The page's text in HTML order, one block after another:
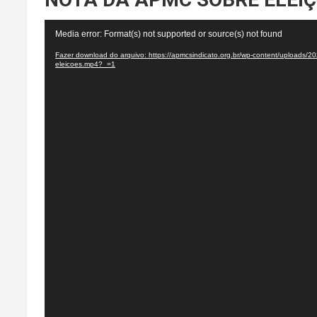
vídeo
Media error: Format(s) not supported or source(s) not found
Fazer download do arquivo: https://apmcsindicato.org.br/wp-content/uploads/
eleicoes.mp4?_=1